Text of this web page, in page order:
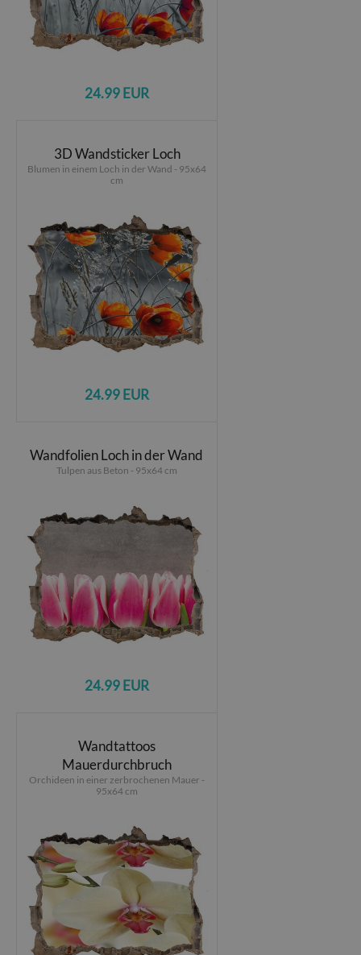
24.99 EUR
3D Wandsticker Loch
Blumen in einem Loch in der Wand - 95x64
cm
24.99 EUR
Wandfolien Loch in der Wand
Tulpen aus Beton - 95x64 cm
24.99 EUR
Wandtattoos
Mauerdurchbruch
Orchideen in einer zerbrochenen Mauer -
95x64 cm